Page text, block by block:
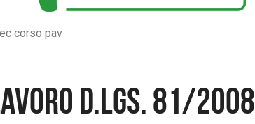
corso pav
D.Lgs. 81/2008